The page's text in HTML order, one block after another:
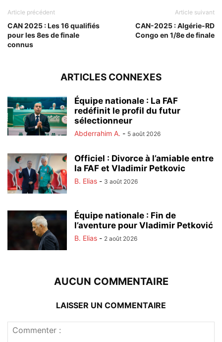
Article précédent
CAN 2025 : Les 16 qualifiés
pour les 8es de finale
connus
Article suivant
CAN-2025 : Algérie-RD
Congo en 1/8e de finale
ARTICLES CONNEXES
Équipe nationale : La FAF
redéfinit le profil du futur
sélectionneur
Abderrahim A. - 5 août 2026
Officiel : Divorce à l’amiable entre
la FAF et Vladimir Petkovic
B. Elias - 3 août 2026
Équipe nationale : Fin de
l’aventure pour Vladimir Petković
B. Elias - 2 août 2026
AUCUN COMMENTAIRE
LAISSER UN COMMENTAIRE